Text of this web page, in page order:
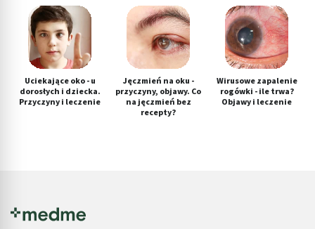
Uciekające oko - u
dorosłych i dziecka.
Przyczyny i leczenie
Jęczmień na oku -
przyczyny, objawy. Co
na jęczmień bez
recepty?
Wirusowe zapalenie
rogówki - ile trwa?
Objawy i leczenie